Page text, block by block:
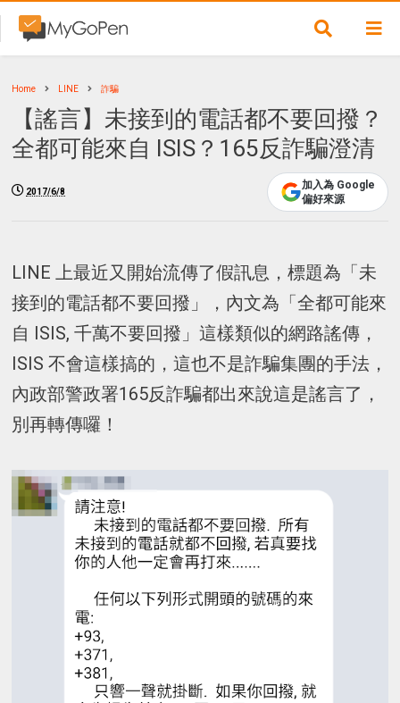
Home LINE 詐騙
【謠言】未接到的電話都不要回撥？
全都可能來自 ISIS？165反詐騙澄清
2017/6/8
加入為 Google
偏好來源
LINE 上最近又開始流傳了假訊息，標題為「未
接到的電話都不要回撥」，內文為「全都可能來
自 ISIS, 千萬不要回撥」這樣類似的網路謠傳，
ISIS 不會這樣搞的，這也不是詐騙集團的手法，
內政部警政署165反詐騙都出來說這是謠言了，
別再轉傳囉！